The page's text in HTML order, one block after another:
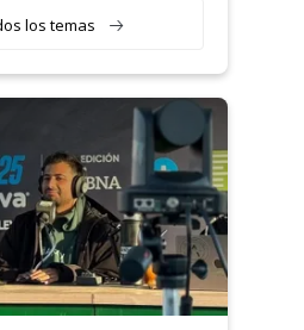
los temas